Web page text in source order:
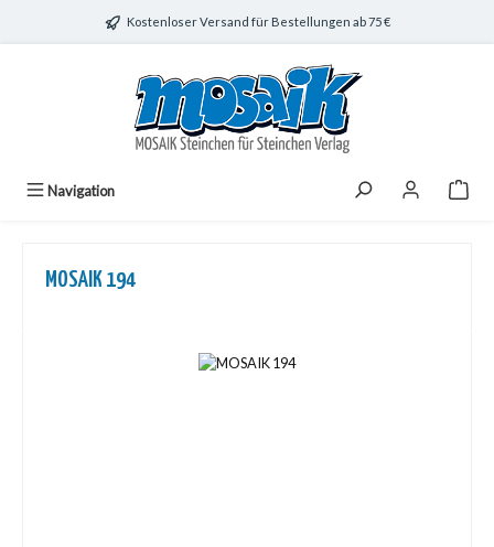
Zum Hauptinhalt springenKostenloser Versand für Bestellungen ab 75 €
Navigation
MOSAIK 194
Bildergalerie überspringen